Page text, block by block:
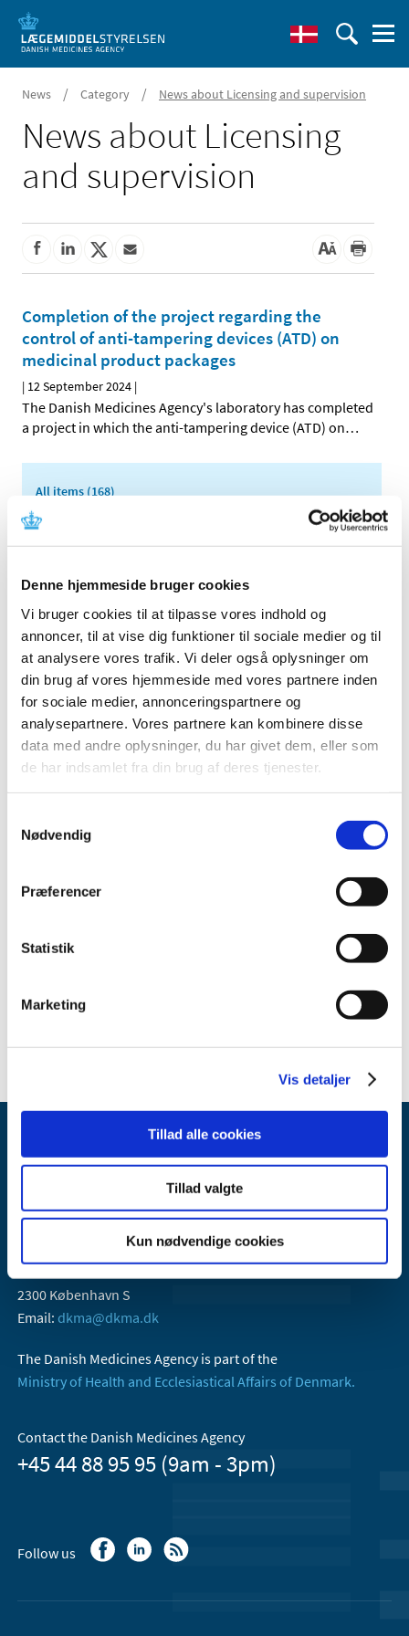
Denne hjemmeside bruger cookies
Vi bruger cookies til at tilpasse vores indhold og
annoncer, til at vise dig funktioner til sociale medier og til
at analysere vores trafik. Vi deler også oplysninger om
din brug af vores hjemmeside med vores partnere inden
for sociale medier, annonceringspartnere og
analysepartnere. Vores partnere kan kombinere disse
data med andre oplysninger, du har givet dem, eller som
de har indsamlet fra din brug af deres tjenester.
Nødvendig
Præferencer
Statistik
Marketing
Vis detaljer
Tillad alle cookies
Tillad valgte
Kun nødvendige cookies
News / Category / News about Licensing and supervision
News about Licensing
and supervision
Completion of the project regarding the
control of anti-tampering devices (ATD) on
medicinal product packages
| 12 September 2024 |
The Danish Medicines Agency's laboratory has completed
a project in which the anti-tampering device (ATD) on…
All items (168)
TIME
2026 (8)
December (5)
November (1)
September (1)
August (2)
July (1)
June (1)
February (2)
January (1)
2022 (13)
2020 (13)
2018 (17)
2016 (25)
Danish Medicines Agency
2300 København S
Email: dkma@dkma.dk
The Danish Medicines Agency is part of the
Ministry of Health and Ecclesiastical Affairs of Denmark.
Contact the Danish Medicines Agency
+45 44 88 95 95 (9am - 3pm)
Follow us